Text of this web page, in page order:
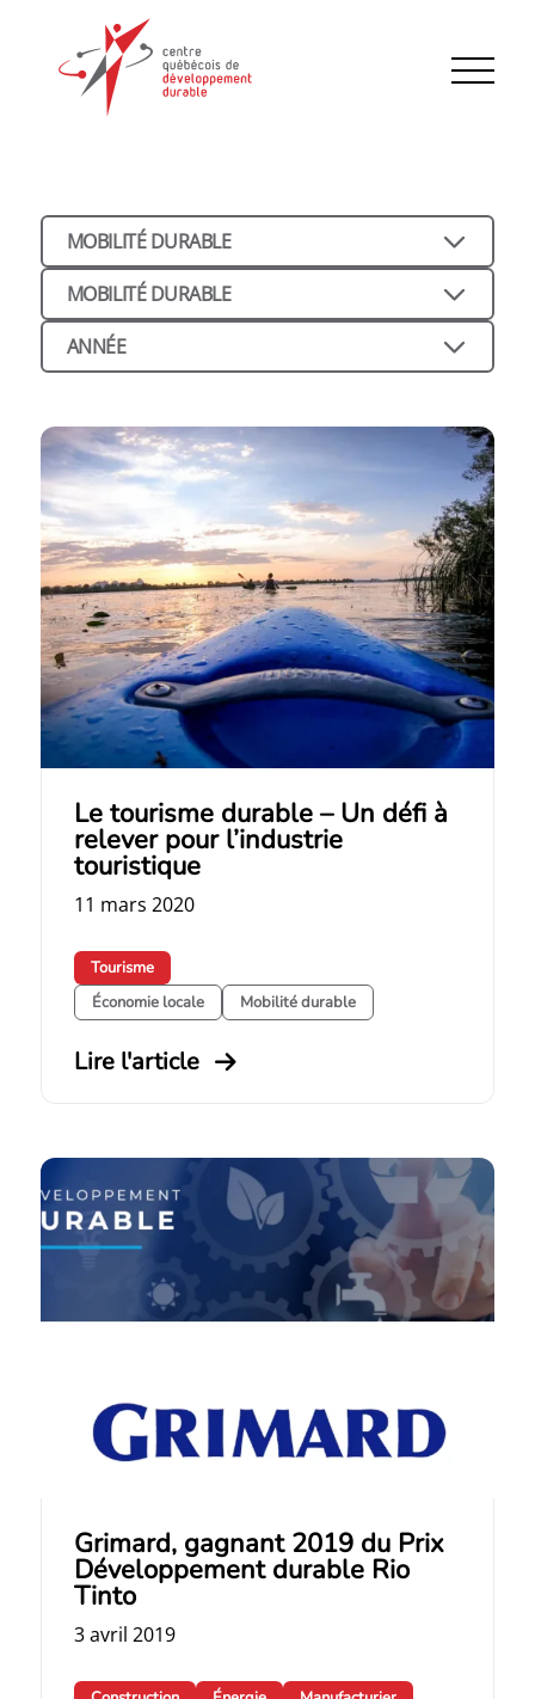
MOBILITÉ DURABLE
MOBILITÉ DURABLE
ANNÉE
Le tourisme durable – Un défi à
relever pour l’industrie
touristique
11 mars 2020
Tourisme
Économie locale
Mobilité durable
Lire l'article
Grimard, gagnant 2019 du Prix
Développement durable Rio
Tinto
3 avril 2019